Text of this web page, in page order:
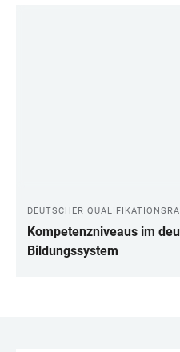
DEUTSCHER
Kompetenzniveaus im
Bildungssystem